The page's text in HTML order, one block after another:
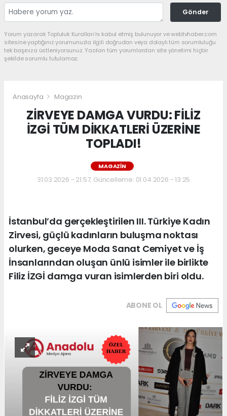
Gönder
Yorum yazarak Topluluk Kuralları’nı kabul etmiş bulunuyor ve webtvhaber.com
sitesine yaptığınız yorumunuzla ilgili doğrudan veya dolaylı tüm sorumluluğu
tek başınıza üstleniyorsunuz. Yazılan tüm yorumlardan site yönetimi hiçbir
şekilde sorumlu tutulamaz.
Anasayfa Magazin
ZİRVEYE DAMGA VURDU: FİLİZ
İZGİ TÜM DİKKATLERİ ÜZERİNE
TOPLADI!
MAGAZIN
31.03.2026 - 21:57, Güncelleme: 01.04.2026 - 13:25
İstanbul’da gerçekleştirilen III. Türkiye Kadın
Zirvesi, güçlü kadınların buluşma noktası
olurken, geceye Moda Sanat Cemiyet ve İş
İnsanlarından oluşan ünlü isimler ile birlikte
Filiz İZGİ damga vuran isimlerden biri oldu.
ABONE OL